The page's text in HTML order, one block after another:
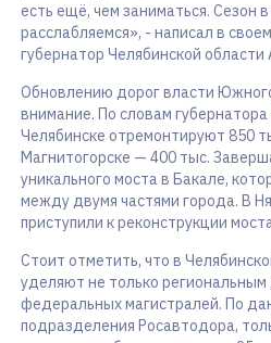
есть ещё, чем заниматься. Сезон в
расслабляемся», - написал в
губернатор Челябинской области
Обновлению дорог власти
внимание. По словам губернатора
Челябинске отремонтируют 850
Магнитогорске — 400 тыс.
уникального моста в Бакале,
между двумя частями города. В
приступили к реконструкции
Стоит отметить, что в
уделяют не только
федеральных магистралей. По
подразделения Росавтодора,